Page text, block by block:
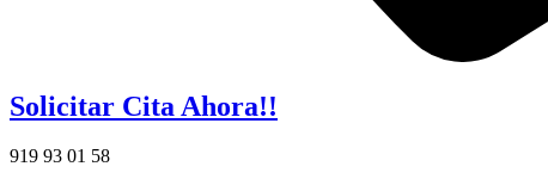
Solicitar Cita Ahora!!
919 93 01 58